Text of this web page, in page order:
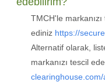
TMCH'le
ediniz https://
Alternatif olarak,
markanızı tescil